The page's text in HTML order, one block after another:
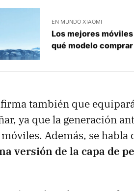
EN MUNDO XIAOMI
Los mejores móviles
qué modelo comprar
también que
ya que la generación
Además, se habla
versión de la capa de